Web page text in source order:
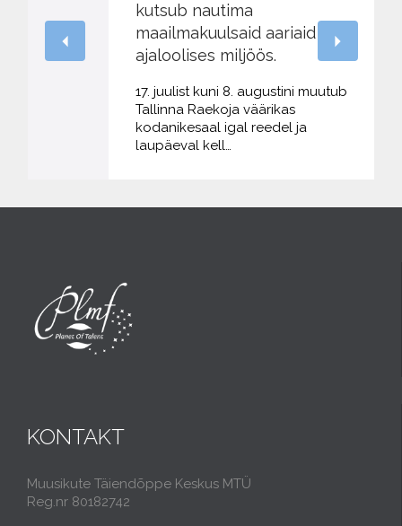
kutsub nautima
maailmakuulsaid aariaid
ajaloolises miljöös.
17. juulist kuni 8. augustini muutub
Tallinna Raekoja väärikas
kodanikesaal igal reedel ja
laupäeval kell…
KONTAKT
Muusikute Täiendõppe Keskus MTÜ
Reg.nr 80182742